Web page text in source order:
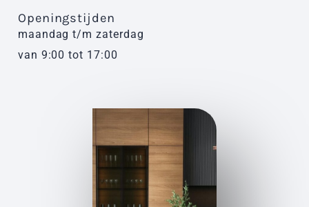
Openingstijden
maandag t/m zaterdag
van 9:00 tot 17:00